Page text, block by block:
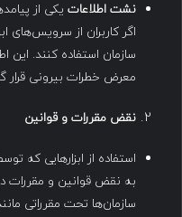
نشت اطلاعات
اگر کاربران از سرویس‌های
سازمان استفاده کنند. این
معرض خطرات بیرونی قرار
نقض مقررات و قوانین
به نقض قوانین و مقررات